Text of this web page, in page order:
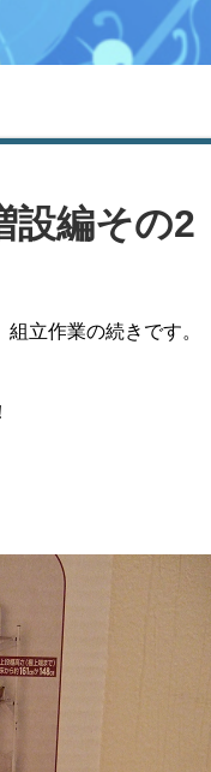
設編その2
立作業の続きです。